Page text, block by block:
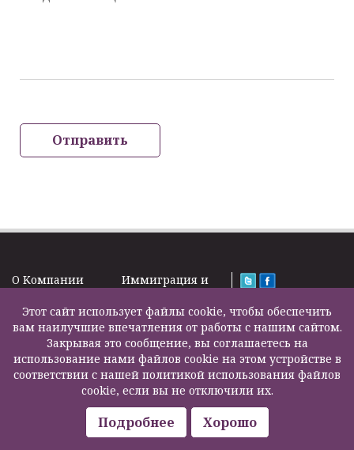
Отправить
O Kомпании
Подписка на
новости
Задать вопрос
Карта сайта
Контакты
Иммиграция и
Налоги и пенсии
Бизнес услуги
Недвижимость
Образование
Страхование
жизни
Другие услуги
2000 – 2026©
F200500002
Этот сайт использует файлы cookie, чтобы обеспечить
вам наилучшие впечатления от работы с нашим сайтом.
Закрывая это сообщение, вы соглашаетесь на
использование нами файлов cookie на этом устройстве в
соответствии с нашей политикой использования файлов
cookie, если вы не отключили их.
Подробнее Хорошо